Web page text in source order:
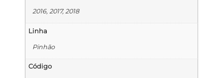
2016, 2017, 2018
Linha
Pinhão
Código